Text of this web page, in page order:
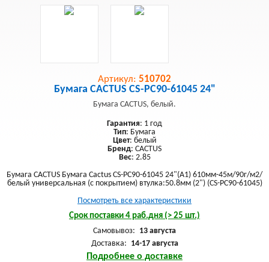
Артикул: 510702
Бумага CACTUS CS-PC90-61045 24"
Бумага CACTUS, белый.
Гарантия: 1 год
Тип: Бумага
Цвет: белый
Бренд: CACTUS
Вес: 2.85
Бумага CACTUS Бумага Cactus CS-PC90-61045 24"(A1) 610мм-45м/90г/м2/
белый универсальная (с покрытием) втулка:50.8мм (2") (CS-PC90-61045)
Посмотреть все характеристики
Срок поставки 4 раб.дня (> 25 шт.)
Самовывоз: 13 августа
Доставка: 14-17 августа
Подробнее о доставке